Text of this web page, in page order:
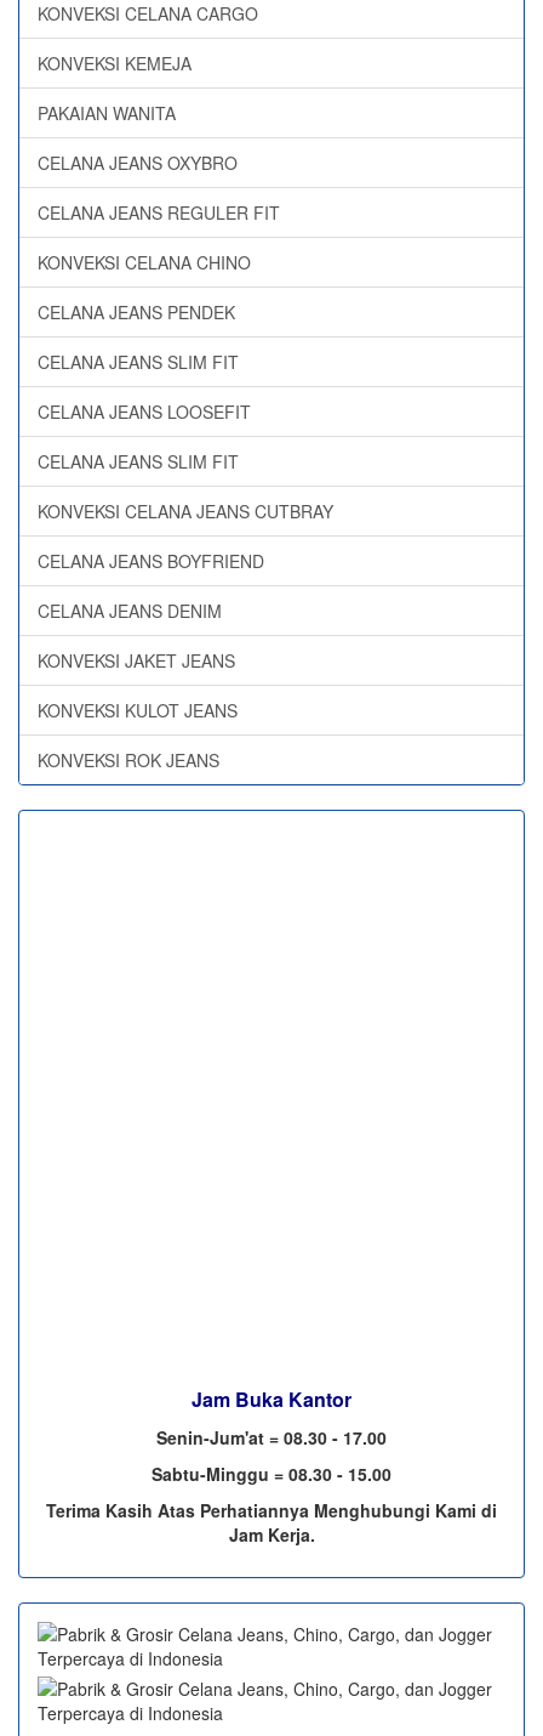
KONVEKSI CELANA CARGO
KONVEKSI KEMEJA
PAKAIAN WANITA
CELANA JEANS OXYBRO
CELANA JEANS REGULER FIT
KONVEKSI CELANA CHINO
CELANA JEANS PENDEK
CELANA JEANS SLIM FIT
CELANA JEANS LOOSEFIT
CELANA JEANS SLIM FIT
KONVEKSI CELANA JEANS CUTBRAY
CELANA JEANS BOYFRIEND
CELANA JEANS DENIM
KONVEKSI JAKET JEANS
KONVEKSI KULOT JEANS
KONVEKSI ROK JEANS
Jam Buka Kantor
Senin-Jum'at = 08.30 - 17.00
Sabtu-Minggu = 08.30 - 15.00
Terima Kasih Atas Perhatiannya Menghubungi Kami di
Jam Kerja.